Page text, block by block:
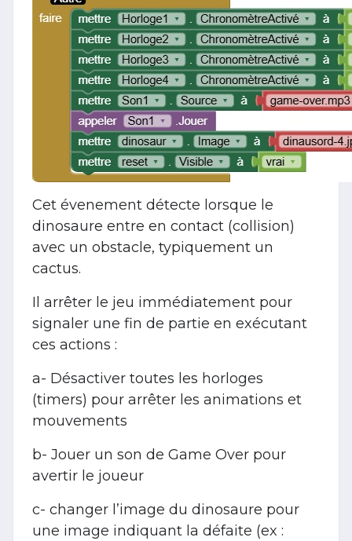
Cet évenement détecte lorsque le
dinosaure entre en contact (collision)
avec un obstacle, typiquement un
cactus.
Il arrêter le jeu immédiatement pour
signaler une fin de partie en exécutant
ces actions :
a- Désactiver toutes les horloges
(timers) pour arrêter les animations et
mouvements
b- Jouer un son de Game Over pour
avertir le joueur
c- changer l’image du dinosaure pour
une image indiquant la défaite (ex :